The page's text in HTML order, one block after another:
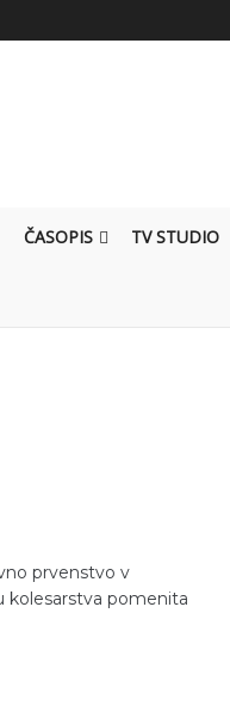
ČASOPIS TV STUDIO
prvenstvo v
kolesarstva pomenita